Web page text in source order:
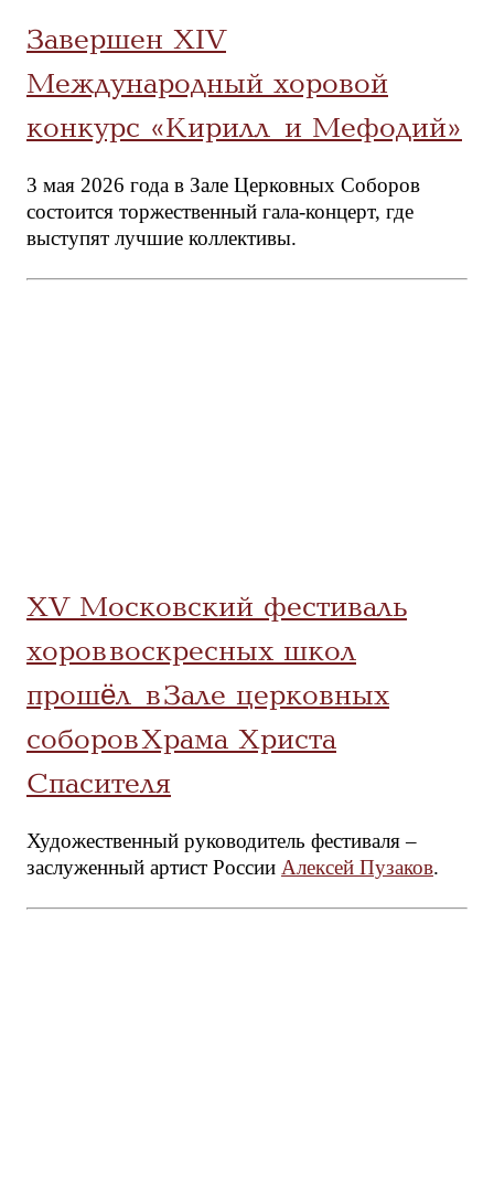
Завершен XIV
Международный хоровой
конкурс «Кирилл и Мефодий»
3 мая 2026 года в Зале Церковных Соборов
состоится торжественный гала-концерт, где
выступят лучшие коллективы.
XV Московский фестиваль
хоров воскресных школ
прошёл в Зале церковных
соборов Храма Христа
Спасителя
Художественный руководитель фестиваля –
заслуженный артист России Алексей Пузаков.